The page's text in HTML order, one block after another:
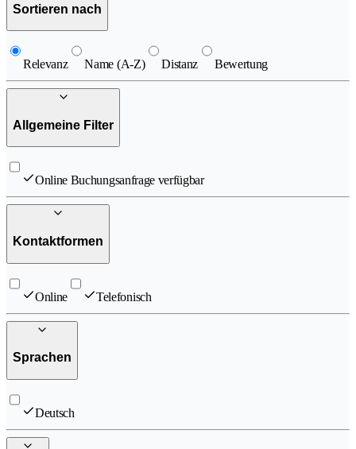
Sortieren nach
Relevanz Name (A-Z) Distanz Bewertung
Allgemeine Filter
Online Buchungsanfrage verfügbar
Kontaktformen
Online Telefonisch
Sprachen
Deutsch